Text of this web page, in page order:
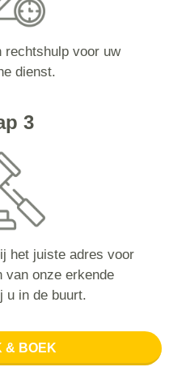
rechtshulp voor uw
dienst.
3
het juiste adres voor
van onze erkende
u in de buurt.
& BOEK